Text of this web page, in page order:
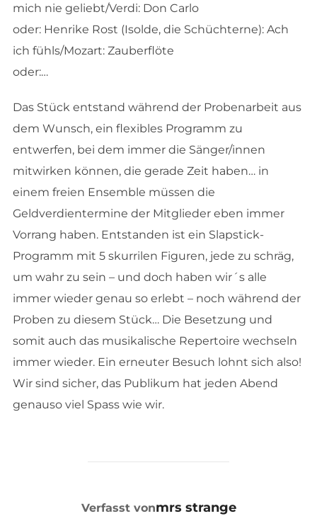
mich nie geliebt/Verdi: Don Carlo
oder: Henrike Rost (Isolde, die Schüchterne): Ach
ich fühls/Mozart: Zauberflöte
oder:…
Das Stück entstand während der Probenarbeit aus
dem Wunsch, ein flexibles Programm zu
entwerfen, bei dem immer die Sänger/innen
mitwirken können, die gerade Zeit haben… in
einem freien Ensemble müssen die
Geldverdientermine der Mitglieder eben immer
Vorrang haben. Entstanden ist ein Slapstick-
Programm mit 5 skurrilen Figuren, jede zu schräg,
um wahr zu sein – und doch haben wir´s alle
immer wieder genau so erlebt – noch während der
Proben zu diesem Stück… Die Besetzung und
somit auch das musikalische Repertoire wechseln
immer wieder. Ein erneuter Besuch lohnt sich also!
Wir sind sicher, das Publikum hat jeden Abend
genauso viel Spass wie wir.
BEITRAGSAUTOR
Verfasst vonmrs strange